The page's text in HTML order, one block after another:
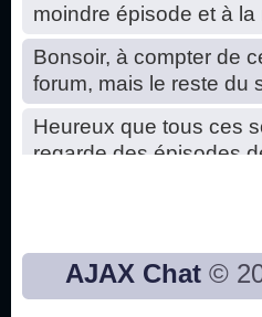
moindre épisode et à
Bonsoir, à compter de
forum, mais le reste du
Heureux que tous ces
regarde des épisodes
Bon, 2020, ça n'a pas
AJAX Chat ©